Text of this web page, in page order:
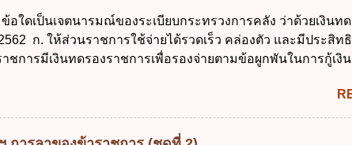
มข้อมูลส่วนบุคคล ข. ผู้ประมวลผลข้อมูลส่วนบุคคล ค. พนักงานเ
อใดถูกต้อง ข้อ 5 ผู้มีอำนาจแต่งตั้งพนักงานเจ้าหน้าที่ตามพระร
งข้อมูลส่วนบุคคล พ.ศ. 2562 ก. นายกรัฐมนตรี ข. รัฐมนตรีว่ากา
อใดเป็นเจตนารมณ์ของระเบียบกระทรวงการคลัง ว่าด้วยเงินท
ก. ให้ส่วนราชการใช้จ่ายได้รวดเร็ว คล่องตัว และมีประสิท
ชการมีเงินทดรองราชการเพื่อรองจ่ายตามข้อผูกพันในการกู้เงิ
บสนุนการให้ความช่วยเหลือในกรณีจำเป็นเร่งด่วนที่ไม่สามารถร
ประมาณได้ ข้อ 2 ระเบียบกระทรวงการคลัง ว่าด้วยเงินทดรอง
ออกโดยอาศัยกฎหมายแม่บทใด ก. พระราชบัญญัติวิธีการงบประ